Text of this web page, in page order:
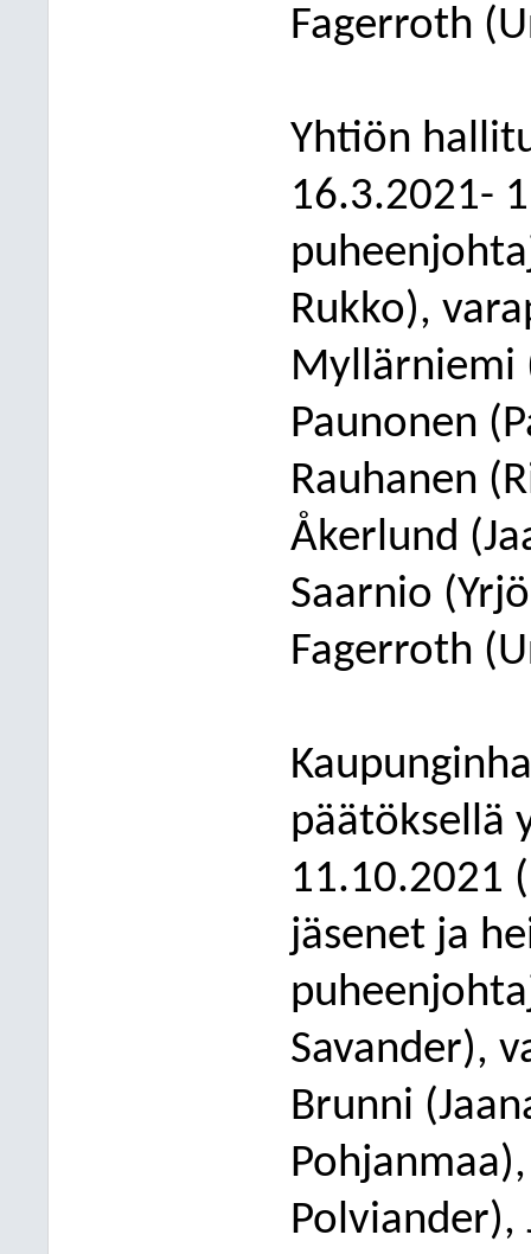
Fagerroth
Yhtiön
16.3.2021-
Rukko),
Myllärniemi
Paunonen
Rauhanen
Åkerlund
Saarnio
Fagerroth
päätöksellä
11.10.2021
jäsenet ja
Savander),
Brunni
Pohjanmaa)
Polviander),